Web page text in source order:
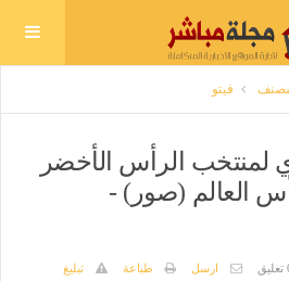
فيتو
لمنتخب الرأس الأخضر
العالم (صور) -
ارسل طباعة
تبليغ